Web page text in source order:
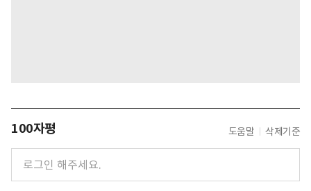
100자평 도움말 삭제기준